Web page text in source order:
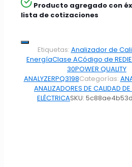
Producto agregado con
lista de cotizaciones
Etiquetas: Analizador de
EnergíaClase ACódigo de RED
30POWER QUALITY
ANALYZERPQ3198Categorías:
ANALIZADORES DE CALIDAD
ELÉCTRICASKU: